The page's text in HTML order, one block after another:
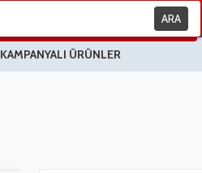
ARA
KAMPANYALI ÜRÜNLER